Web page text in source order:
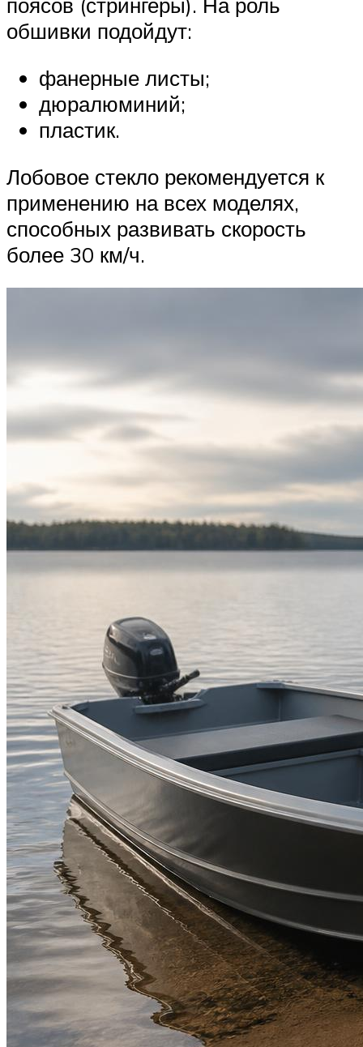
поясов (стрингеры). На роль
обшивки подойдут:
фанерные листы;
дюралюминий;
пластик.
Лобовое стекло рекомендуется к
применению на всех моделях,
способных развивать скорость
более 30 км/ч.